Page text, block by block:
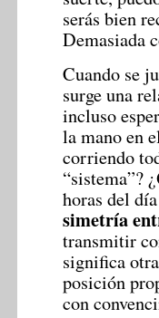
serás bien
Demasiada
Cuando se
surge una
incluso
la mano en
corriendo
“sistema”?
horas del
simetría
transmitir
significa
posición
con